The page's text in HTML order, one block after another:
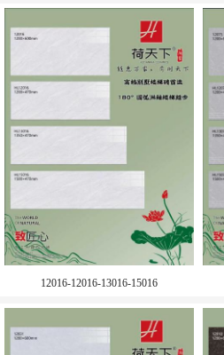
12016-12016-13016-15016